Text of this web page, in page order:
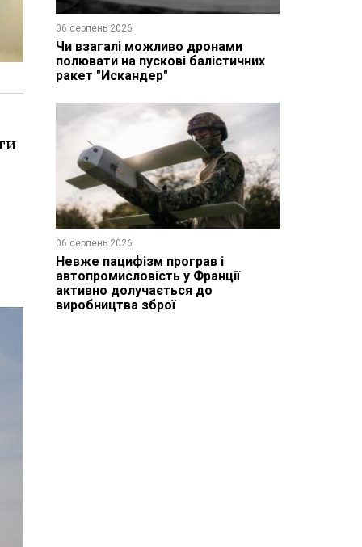
06 серпень 2026
Чи взагалі можливо дронами
полювати на пускові балістичних
ракет "Искандер"
06 серпень 2026
Невже пацифізм програв і
автопромисловість у Франції
активно долучається до
виробництва зброї